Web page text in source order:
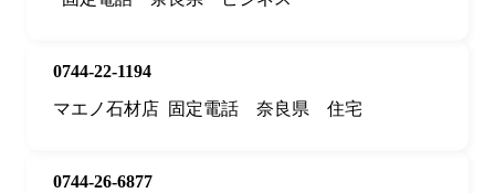
0744-22-1194
マエノ石材店 固定電話 奈良県 住宅
0744-26-6877